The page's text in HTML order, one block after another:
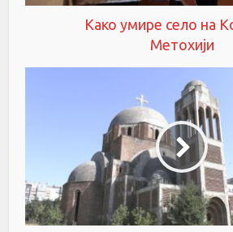
Како умире село на
Метохији